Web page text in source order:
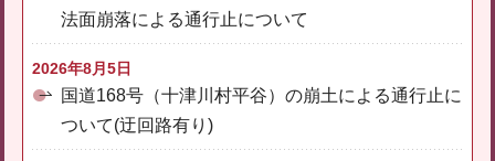
法面崩落による通行止について
2026年8月5日
国道168号（十津川村平谷）の崩土による通行止に
ついて(迂回路有り)